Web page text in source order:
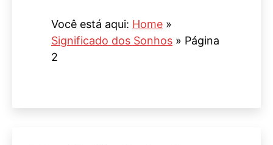
Você está aqui: Home »
Significado dos Sonhos » Página
2